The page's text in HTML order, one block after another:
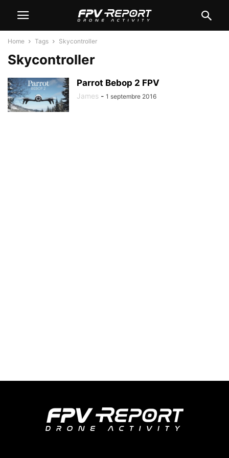
Home Tags Skycontroller
Skycontroller
Parrot Bebop 2 FPV
James - 1 septembre 2016